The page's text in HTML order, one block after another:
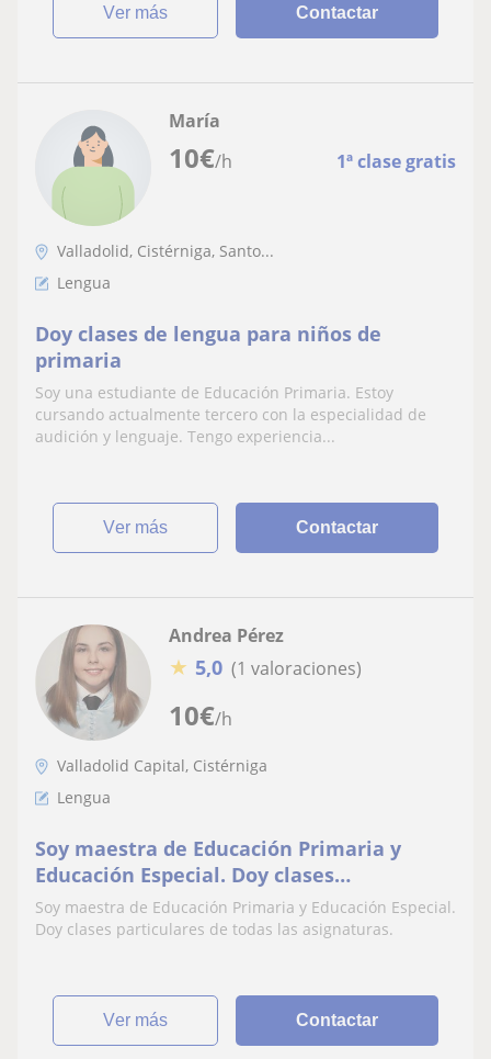
ver más Contactar
10€/h 1ª clase gratis
María
Valladolid, Cistérniga, Santo...
Lengua
Doy clases de lengua para niños de
primaria
Soy una estudiante de Educación Primaria. Estoy
cursando actualmente tercero con la especialidad de
audición y lenguaje. Tengo experiencia...
ver más Contactar
10€/h
Andrea Pérez
★ 5,0 (1 valoraciones)
Valladolid Capital, Cistérniga
Lengua
Soy maestra de Educación Primaria y
Educación Especial. Doy clases
particulares de todas las asignaturas
Soy maestra de Educación Primaria y Educación Especial.
Doy clases particulares de todas las asignaturas.
ver más Contactar